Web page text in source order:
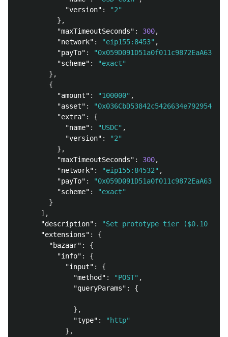
"version" :
"2"
},
"maxTimeoutSeconds" : 300,
"network" : "eip155:8453" ,
"payTo" :
"scheme" :
"exact"
},
{
"amount" : "100000" ,
"asset" :
"extra" :
{
"name" : "USDC" ,
"version" :
"2"
},
"maxTimeoutSeconds" : 300,
"network" : "eip155:84532" ,
"payTo" :
"scheme" :
"exact"
}
],
"description" :
"Set prototype tier ($0.10
"extensions" :
{
"bazaar" :
{
"info" :
{
"input" :
{
"method" : "POST" ,
"queryParams" : {
},
"type" :
"http"
},